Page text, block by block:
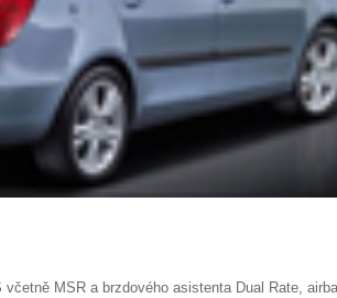
MSR a brzdového asistenta Dual Rate,